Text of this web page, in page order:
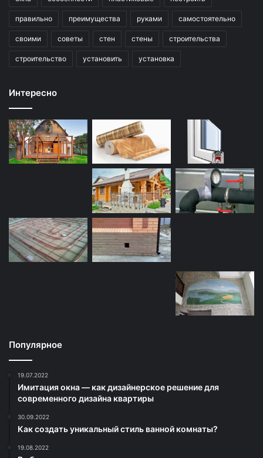
правильно преимущества руками самостоятельно
своими советы стен стены строительства
строительство установить установка
Интересно
Популярное
19.07.2022
Имитация окна — как дизайнерское решение для
современного дизайна квартиры
30.09.2022
Как создать уникальный стиль ванной комнаты?
19.08.2022